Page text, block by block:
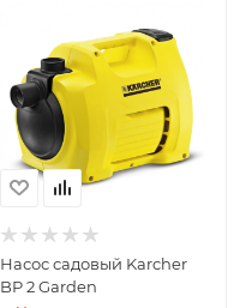
Насос садовый Karcher
BP 2 Garden